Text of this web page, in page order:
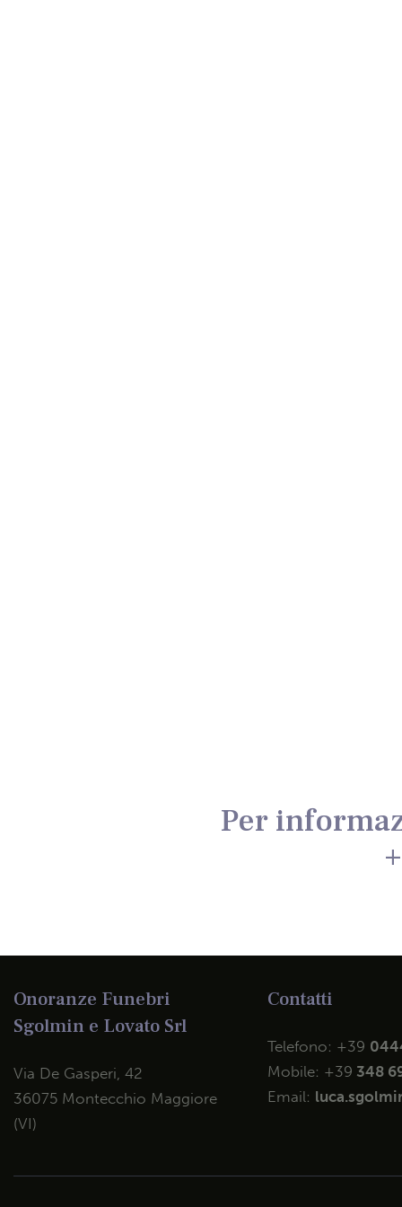
Per
Onoranze Funebri
Sgolmin e Lovato Srl
Via De Gasperi, 42
36075 Montecchio Maggiore
(VI)
Contatti
Telefono: +39
Mobile: +39 348
Email: